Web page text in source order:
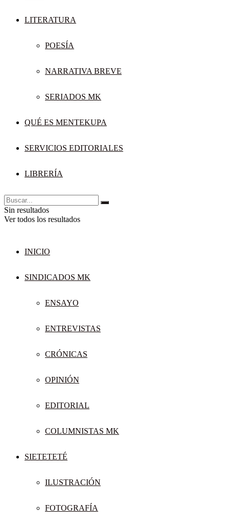
LITERATURA
POESÍA
NARRATIVA BREVE
SERIADOS MK
QUÉ ES MENTEKUPA
SERVICIOS EDITORIALES
LIBRERÍA
Sin resultados
Ver todos los resultados
INICIO
SINDICADOS MK
ENSAYO
ENTREVISTAS
CRÓNICAS
OPINIÓN
EDITORIAL
COLUMNISTAS MK
SIETETETÉ
ILUSTRACIÓN
FOTOGRAFÍA